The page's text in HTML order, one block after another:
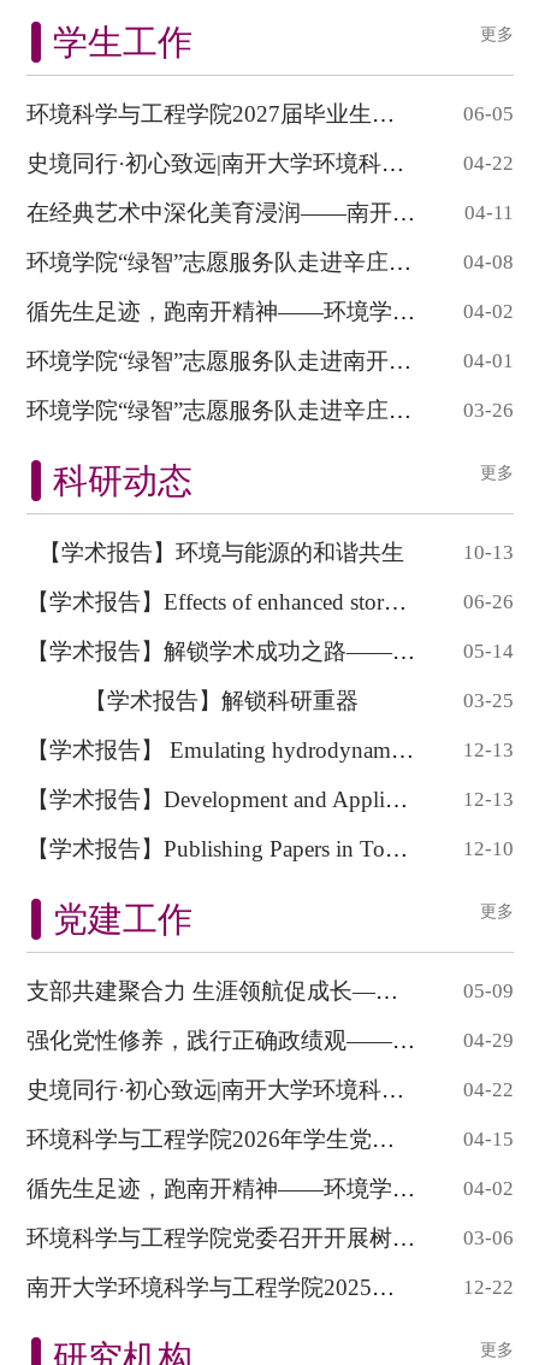
学生工作 更多
环境科学与工程学院2027届毕业生生源信息概... 06-05
史境同行·初心致远|南开大学环境科学与工程... 04-22
在经典艺术中深化美育浸润——南开大学环境学... 04-11
环境学院“绿智”志愿服务队走进辛庄小学开... 04-08
循先生足迹，跑南开精神——环境学院举办纪念... 04-02
环境学院“绿智”志愿服务队走进南开附小开... 04-01
环境学院“绿智”志愿服务队走进辛庄小学开... 03-26
科研动态 更多
【学术报告】环境与能源的和谐共生 10-13
【学术报告】Effects of enhanced stormwat... 06-26
【学术报告】解锁学术成功之路——Wiley 平台... 05-14
【学术报告】解锁科研重器 03-25
【学术报告】 Emulating hydrodynamic floo... 12-13
【学术报告】Development and Application ... 12-13
【学术报告】Publishing Papers in Top Jou... 12-10
党建工作 更多
支部共建聚合力 生涯领航促成长—— 环境学院... 05-09
强化党性修养，践行正确政绩观——环境学院学... 04-29
史境同行·初心致远|南开大学环境科学与工程... 04-22
环境科学与工程学院2026年学生党员培训班开... 04-15
循先生足迹，跑南开精神——环境学院举办纪念... 04-02
环境科学与工程学院党委召开开展树立和践行... 03-06
南开大学环境科学与工程学院2025年学生党员... 12-22
更多